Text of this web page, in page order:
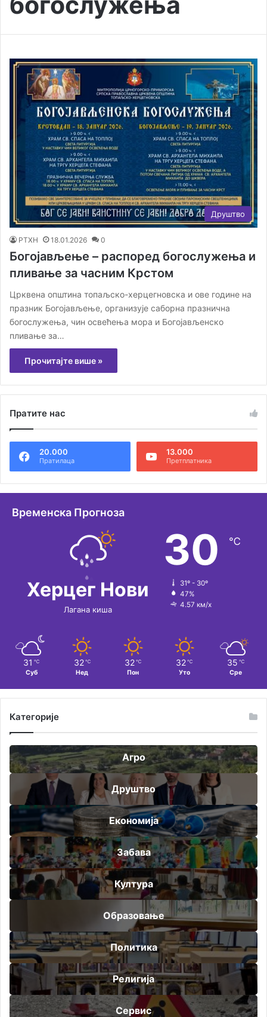
Друштво
РТХН 18.01.2026 0
Богојављење – распоред богослужења и
пливање за часним Крстом
Црквена општина топаљско-херцегновска и ове године на
празник Богојављење, организује саборна празнична
богослужења, чин освећења мора и Богојављенско
пливање за…
Прочитајте више »
Пратите нас
20.000
Пратилаца
13.000
Претплатника
Временска Прогноза
Херцег Нови
Лагана киша
30 ℃
31º - 30º
47%
4.57 км/х
31 ℃
Суб
32 ℃
Нед
32 ℃
Пон
32 ℃
Уто
35 ℃
Сре
Категорије
Агро
Друштво
Економија
Забава
Култура
Образовање
Политика
Религија
Сервис